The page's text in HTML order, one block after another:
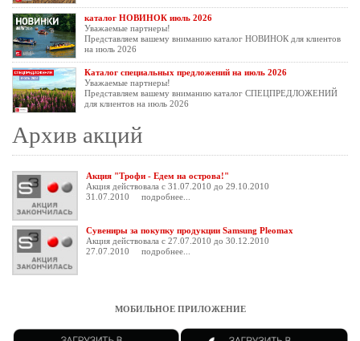
каталог НОВИНОК июль 2026
Уважаемые партнеры!
Представляем вашему вниманию каталог НОВИНОК для клиентов
на июль 2026
Каталог специальных предложений на июль 2026
Уважаемые партнеры!
Представляем вашему вниманию каталог СПЕЦПРЕДЛОЖЕНИЙ
для клиентов на июль 2026
Архив акций
Акция "Трофи - Едем на острова!"
Акция действовала с 31.07.2010 до 29.10.2010
31.07.2010
подробнее...
Сувениры за покупку продукции Samsung Pleomax
Акция действовала с 27.07.2010 до 30.12.2010
27.07.2010
подробнее...
МОБИЛЬНОЕ ПРИЛОЖЕНИЕ